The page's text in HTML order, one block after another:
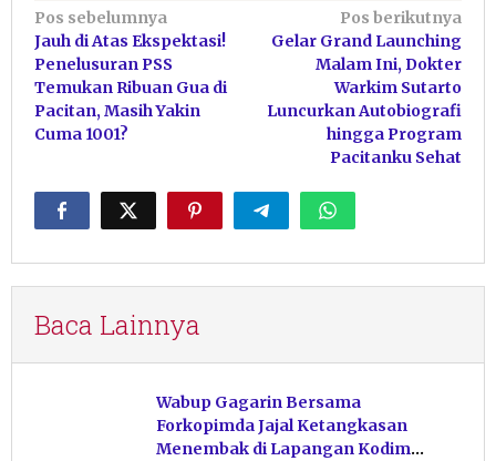
Navigasi
pos
Pos sebelumnya
Jauh di Atas Ekspektasi!
Penelusuran PSS
Temukan Ribuan Gua di
Pacitan, Masih Yakin
Cuma 1001?
Pos berikutnya
Gelar Grand Launching
Malam Ini, Dokter
Warkim Sutarto
Luncurkan Autobiografi
hingga Program
Pacitanku Sehat
Baca Lainnya
Wabup Gagarin Bersama
Forkopimda Jajal Ketangkasan
Menembak di Lapangan Kodim